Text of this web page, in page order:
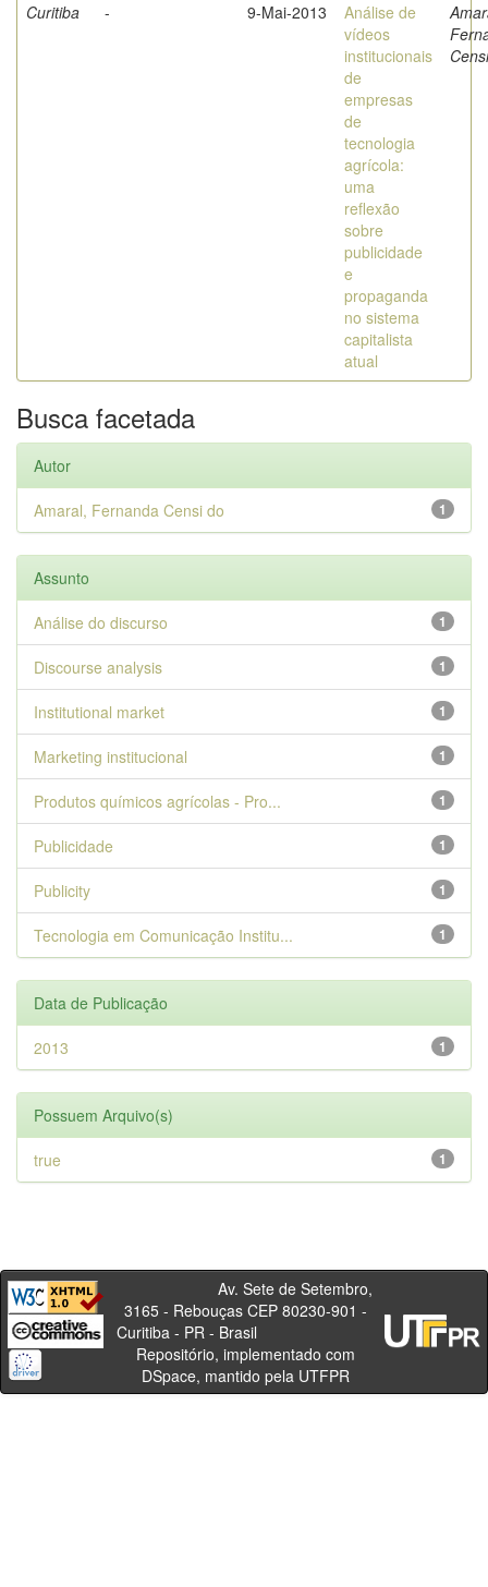
Curitiba - 9-Mai-2013
Análise de
vídeos
institucionais
de
empresas
de
tecnologia
agrícola:
uma
reflexão
sobre
publicidade
e
propaganda
no sistema
capitalista
atual
Busca facetada
Autor
1
Amaral, Fernanda Censi do
Assunto
1
Análise do discurso
1
Discourse analysis
1
Institutional market
1
Marketing institucional
1
Produtos químicos agrícolas - Pro...
1
Publicidade
1
Publicity
1
Tecnologia em Comunicação Institu...
Data de Publicação
1
2013
Possuem Arquivo(s)
1
true
Av. Sete de Setembro,
3165 - Rebouças CEP 80230-901 -
Curitiba - PR - Brasil
Repositório, implementado com
DSpace, mantido pela UTFPR